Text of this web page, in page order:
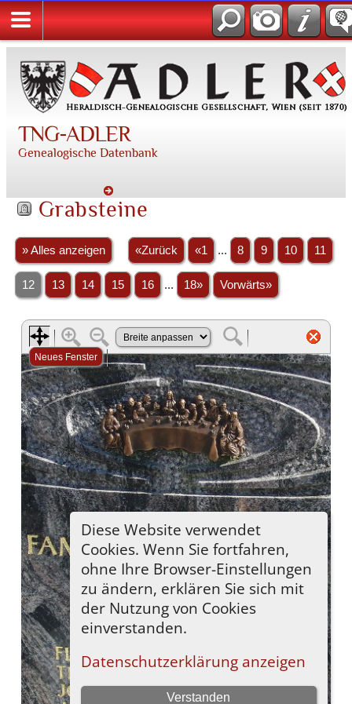
TNG-ADLER
Genealogische Datenbank
Grabsteine
» Alles anzeigen «Zurück «1 ... 8 9 10 11
12 13 14 15 16 ... 18» Vorwärts»